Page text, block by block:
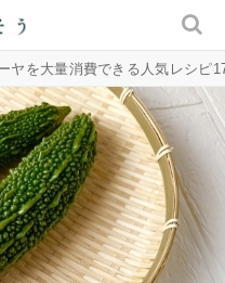
ヤを大量消費できる人気レシピ